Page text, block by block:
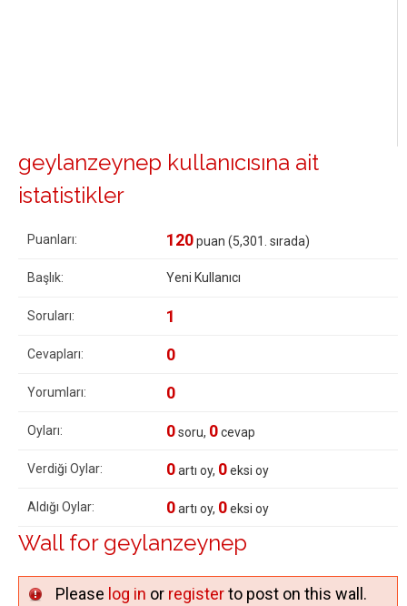
geylanzeynep kullanıcısına ait
istatistikler
Puanları: 120puan (5,301 . sırada)
Başlık: Yeni Kullanıcı
Soruları: 1
Cevapları: 0
Yorumları: 0
Oyları: 0soru, 0cevap
Verdiği Oylar: 0artı oy, 0eksi oy
Aldığı Oylar: 0artı oy, 0eksi oy
Wall for geylanzeynep
Please log in or registerto post on this wall.